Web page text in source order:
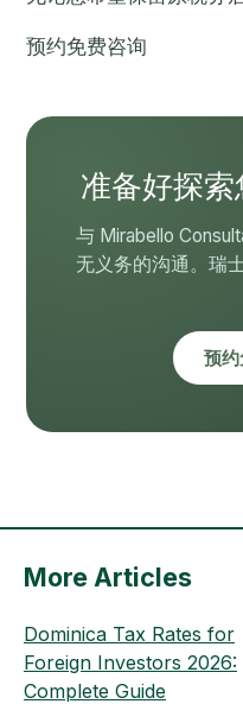
预约免费咨询
准备好探索
与 Mirabello
无义务的沟通。瑞
预约
More Articles
Dominica Tax Rates for
Foreign Investors 2026:
Complete Guide